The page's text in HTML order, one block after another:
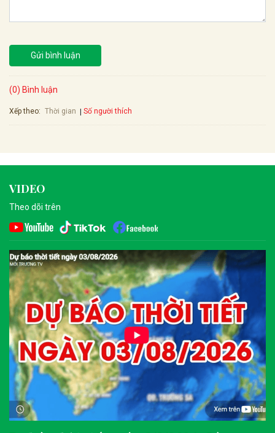
Gửi bình luận
(0) Bình luận
Xếp theo: Thời gian Số người thích
VIDEO
Theo dõi trên